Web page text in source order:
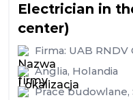
Electrician in
center)
Firma: UAB RNDV
Anglia, Holandia
Prace budowlane,